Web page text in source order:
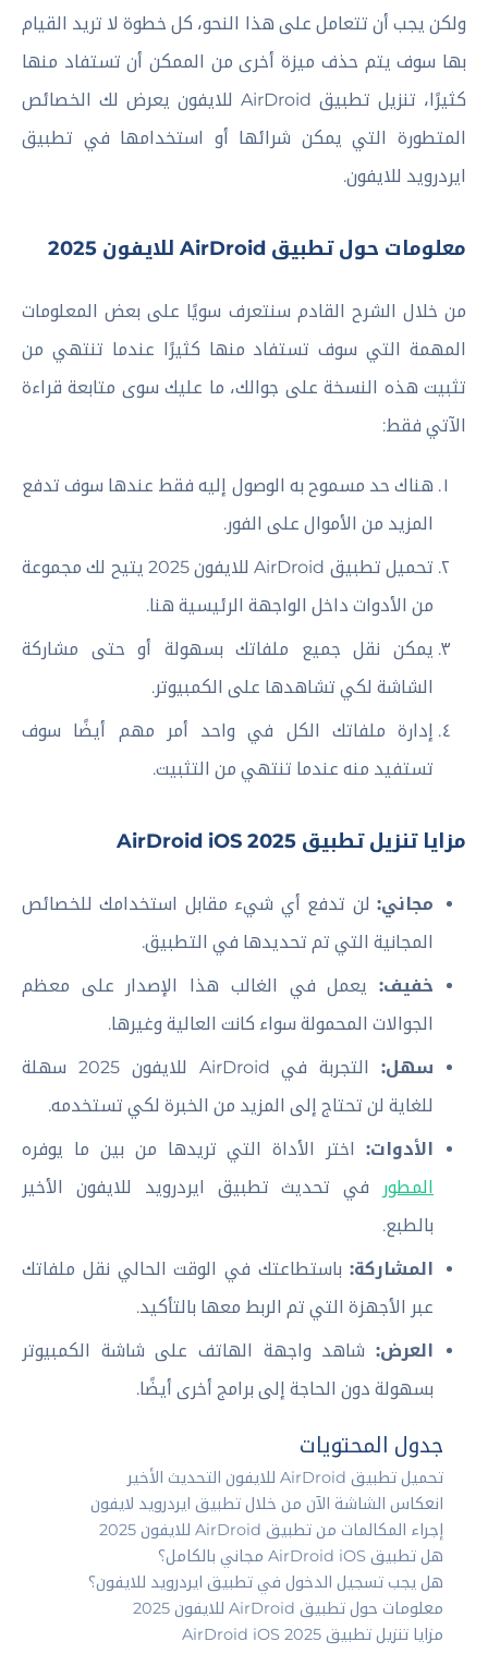
ولكن يجب أن تتعامل على هذا النحو، كل خطوة لا تريد القيام
بها سوف يتم حذف ميزة أخرى من الممكن أن تستفاد منها
كثيرًا، تنزيل تطبيق AirDroid للايفون يعرض لك الخصائص
المتطورة التي يمكن شرائها أو استخدامها في تطبيق
ايردرويد للايفون.
معلومات حول تطبيق AirDroid للايفون 2025
من خلال الشرح القادم سنتعرف سويًا على بعض المعلومات
المهمة التي سوف تستفاد منها كثيرًا عندما تنتهي من
تثبيت هذه النسخة على جوالك، ما عليك سوى متابعة قراءة
الآتي فقط:
هناك حد مسموح به الوصول إليه فقط عندها سوف تدفع
المزيد من الأموال على الفور.
تحميل تطبيق AirDroid للايفون 2025 يتيح لك مجموعة
من الأدوات داخل الواجهة الرئيسية هنا.
يمكن نقل جميع ملفاتك بسهولة أو حتى مشاركة
الشاشة لكي تشاهدها على الكمبيوتر.
إدارة ملفاتك الكل في واحد أمر مهم أيضًا سوف
تستفيد منه عندما تنتهي من التثبيت.
مزايا تنزيل تطبيق AirDroid iOS 2025
مجاني: لن تدفع أي شيء مقابل استخدامك للخصائص
المجانية التي تم تحديدها في التطبيق.
خفيف: يعمل في الغالب هذا الإصدار على معظم
الجوالات المحمولة سواء كانت العالية وغيرها.
سهل:
التجربة في AirDroid للايفون 2025 سهلة
للغاية لن تحتاج إلى المزيد من الخبرة لكي تستخدمه.
الأدوات: اختر الأداة التي تريدها من بين ما يوفره
المطور
في تحديث تطبيق ايردرويد للايفون الأخير
بالطبع.
المشاركة: باستطاعتك في الوقت الحالي نقل ملفاتك
عبر الأجهزة التي تم الربط معها بالتأكيد.
العرض: شاهد واجهة الهاتف على شاشة الكمبيوتر
بسهولة دون الحاجة إلى برامج أخرى أيضًا.
جدول المحتويات
تحميل تطبيق AirDroid للايفون التحديث الأخير
انعكاس الشاشة الآن من خلال تطبيق ايردرويد لايفون
إجراء المكالمات من تطبيق AirDroid للايفون 2025
هل تطبيق AirDroid iOS مجاني بالكامل؟
هل يجب تسجيل الدخول في تطبيق ايردرويد للايفون؟
معلومات حول تطبيق AirDroid للايفون 2025
مزايا تنزيل تطبيق AirDroid iOS 2025